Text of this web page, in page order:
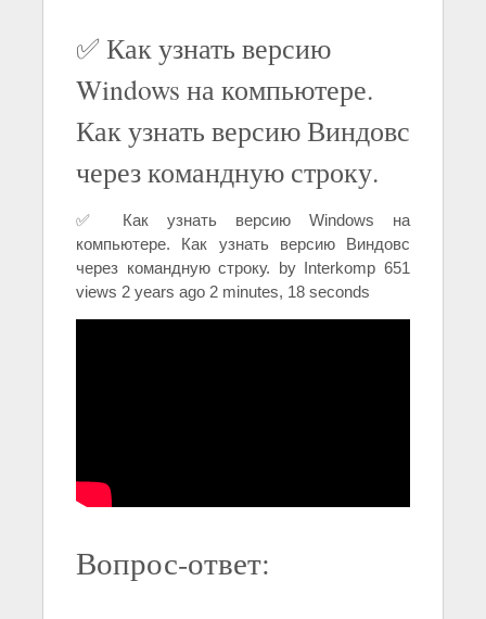
✅ Как узнать версию
Windows на компьютере.
Как узнать версию Виндовс
через командную строку.
✅ Как узнать версию Windows на
компьютере. Как узнать версию Виндовс
через командную строку. by Interkomp 651
views 2 years ago 2 minutes, 18 seconds
Вопрос-ответ: